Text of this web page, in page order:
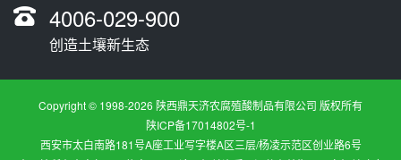
4006-029-900
创造土壤新生态
Copyright © 1998-2026 陕西鼎天济农腐殖酸制品有限公司 版权所有
陕ICP备17014802号-1
西安市太白南路181号A座工业写字楼A区三层/杨凌示范区创业路6号